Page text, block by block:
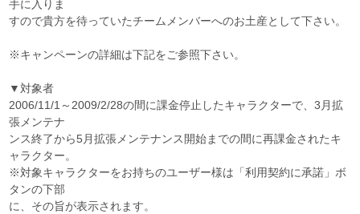
手に入りま
すので貴方を待っていたチームメンバーへのお土産として下さい。
※キャンペーンの詳細は下記をご参照下さい。
▼対象者
2006/11/1～2009/2/28の間に課金停止したキャラクターで、3月拡
張メンテナ
ンス終了から5月拡張メンテナンス開始までの間に再課金されたキ
ャラクター。
※対象キャラクターをお持ちのユーザー様は「利用契約に承諾」ボ
タンの下部
に、その旨が表示されます。